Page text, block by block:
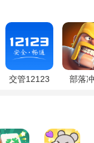
交管12123 部落